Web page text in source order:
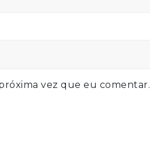
vez que eu comentar.